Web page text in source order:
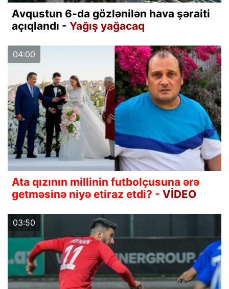
Avqustun 6-da gözlənilən hava şəraiti
açıqlandı - Yağış yağacaq
04:00
Ata qızının millinin futbolçusuna ərə
getməsinə niyə etiraz etdi? - VİDEO
03:50